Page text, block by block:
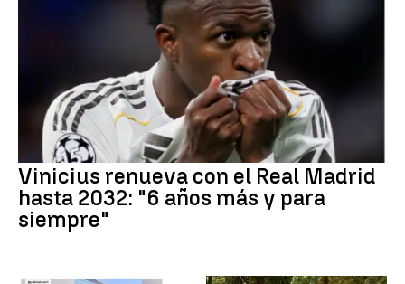
Vinicius renueva con el Real Madrid
hasta 2032: "6 años más y para
siempre"